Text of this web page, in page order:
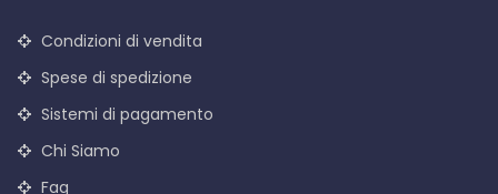
Condizioni di vendita
Spese di spedizione
Sistemi di pagamento
Chi Siamo
Faq